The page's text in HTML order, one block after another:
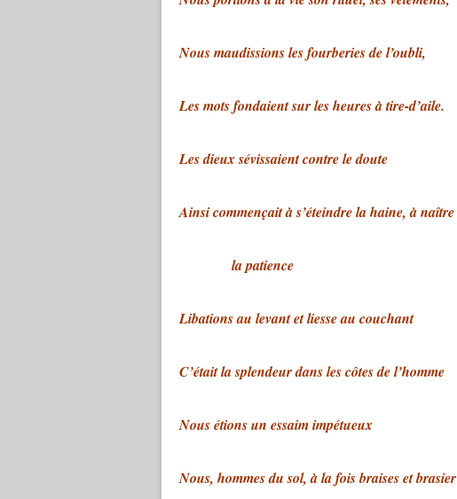
Nous maudissions les fourberies de l’oubli,
Les mots fondaient sur les heures à tire-d’aile.
Les dieux sévissaient contre le doute
Ainsi commençait à s’éteindre la haine, à naître
la patience
Libations au levant et liesse au couchant
C’était la splendeur dans les côtes de l’homme
Nous étions un essaim impétueux
Nous, hommes du sol, à la fois braises et brasier